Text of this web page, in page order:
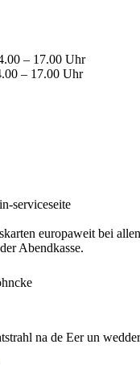
– 17.00 Uhr
– 17.00 Uhr
serviceseite
europaweit bei
Abendkasse.
na de Eer un